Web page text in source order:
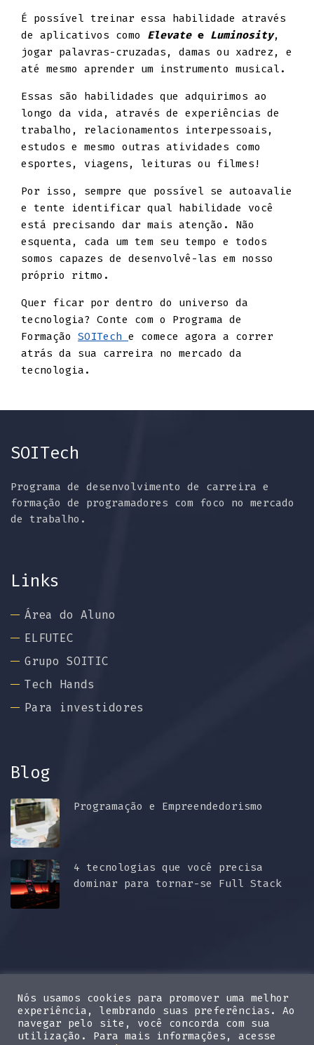
É possível treinar essa habilidade através
de aplicativos como Elevate e Luminosity,
jogar palavras-cruzadas, damas ou xadrez, e
até mesmo aprender um instrumento musical.
Essas são habilidades que adquirimos ao
longo da vida, através de experiências de
trabalho, relacionamentos interpessoais,
estudos e mesmo outras atividades como
esportes, viagens, leituras ou filmes!
Por isso, sempre que possível se autoavalie
e tente identificar qual habilidade você
está precisando dar mais atenção. Não
esquenta, cada um tem seu tempo e todos
somos capazes de desenvolvê-las em nosso
próprio ritmo.
Quer ficar por dentro do universo da
tecnologia? Conte com o Programa de
Formação SOITech e comece agora a correr
atrás da sua carreira no mercado da
tecnologia.
SOITech
Programa de desenvolvimento de carreira e
formação de programadores com foco no mercado
de trabalho.
Links
Área do Aluno
ELFUTEC
Grupo SOITIC
Tech Hands
Para investidores
Blog
Programação e Empreendedorismo
4 tecnologias que você precisa
dominar para tornar-se Full Stack
Nós usamos cookies para promover uma melhor
experiência, lembrando suas preferências. Ao
navegar pelo site, você concorda com sua
utilização. Para mais informações, acesse